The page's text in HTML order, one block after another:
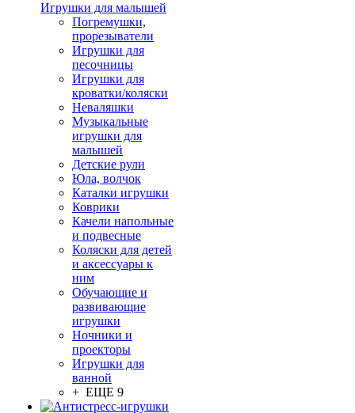
Игрушки для малышей
Погремушки,
прорезыватели
Игрушки для
песочницы
Игрушки для
кроватки/коляски
Неваляшки
Музыкальные
игрушки для
малышей
Детские рули
Юла, волчок
Каталки игрушки
Коврики
Качели напольные
и подвесные
Коляски для детей
и аксессуары к
ним
Обучающие и
развивающие
игрушки
Ночники и
проекторы
Игрушки для
ванной
+ ЕЩЕ 9